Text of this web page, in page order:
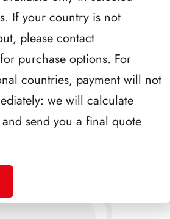
ITALIA 1985 PAGINE 3+1
If your country is not
please contact
for purchase options. For
countries, payment will not
we will calculate
send you a final quote